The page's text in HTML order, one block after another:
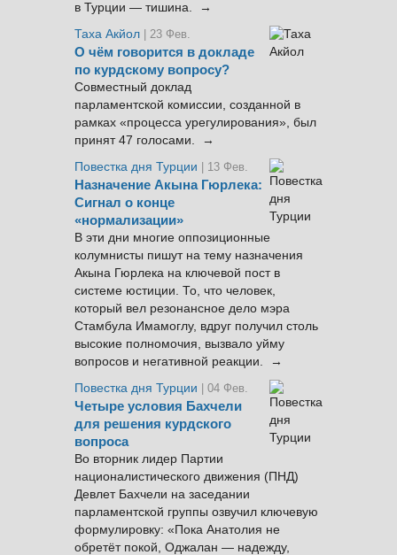
в Турции — тишина. →
Таха Акйол | 23 Фев.
О чём говорится в докладе
по курдскому вопросу?
Совместный доклад
парламентской комиссии, созданной в
рамках «процесса урегулирования», был
принят 47 голосами. →
Повестка дня Турции
| 13 Фев.
Назначение Акына Гюрлека:
Сигнал о конце
«нормализации»
В эти дни многие оппозиционные
колумнисты пишут на тему назначения
Акына Гюрлека на ключевой пост в
системе юстиции. То, что человек,
который вел резонансное дело мэра
Стамбула Имамоглу, вдруг получил столь
высокие полномочия, вызвало уйму
вопросов и негативной реакции. →
Повестка дня Турции
| 04 Фев.
Четыре условия Бахчели
для решения курдского
вопроса
Во вторник лидер Партии
националистического движения (ПНД)
Девлет Бахчели на заседании
парламентской группы озвучил ключевую
формулировку: «Пока Анатолия не
обретёт покой, Оджалан — надежду,